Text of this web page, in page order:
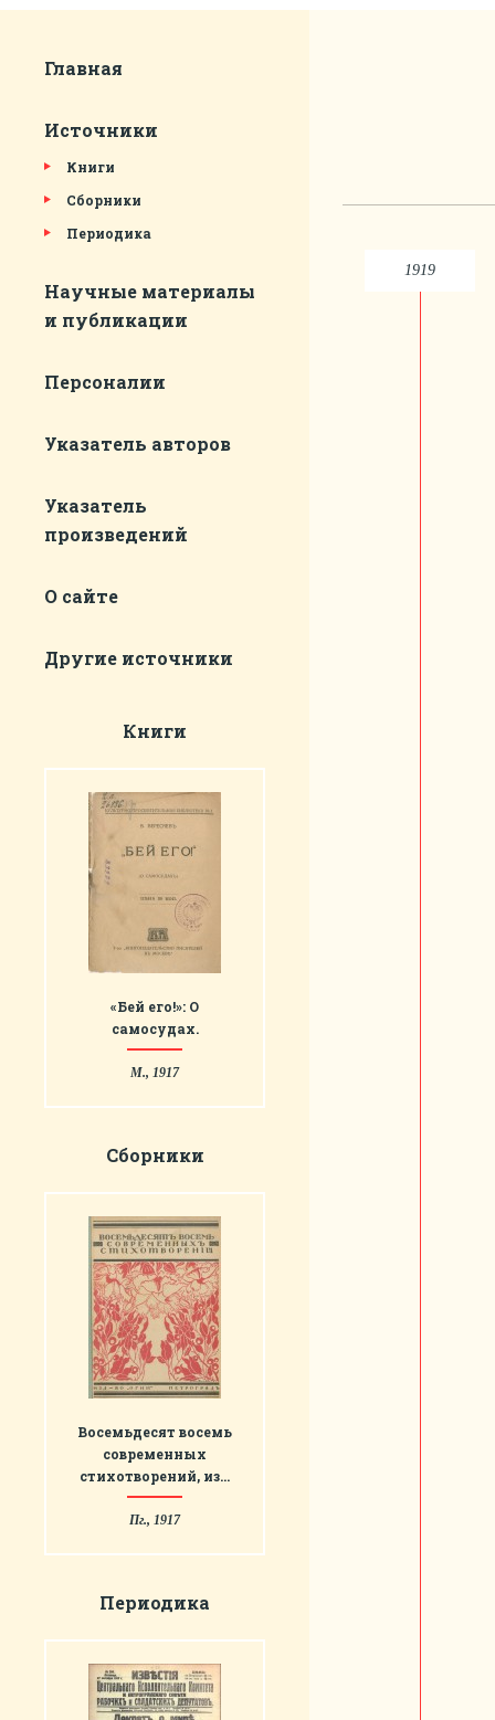
Главная
Источники
Книги
Сборники
Периодика
Научные материалы
и публикации
Персоналии
Указатель авторов
Указатель
произведений
О сайте
Другие источники
Книги
«Бей его!»: О
самосудах.
М., 1917
Сборники
Восемьдесят восемь
современных
стихотворений, из…
Пг., 1917
Периодика
1919